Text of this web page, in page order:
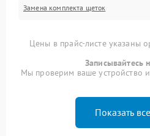
Замена комплекта щеток
Цены в прайс-листе указаны
Записывайтесь
Мы проверим ваше устройство
Показать